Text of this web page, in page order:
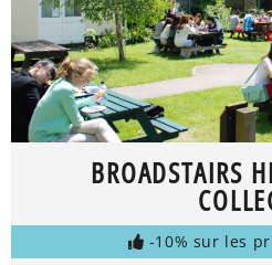
BROADSTAIRS
-10% sur les